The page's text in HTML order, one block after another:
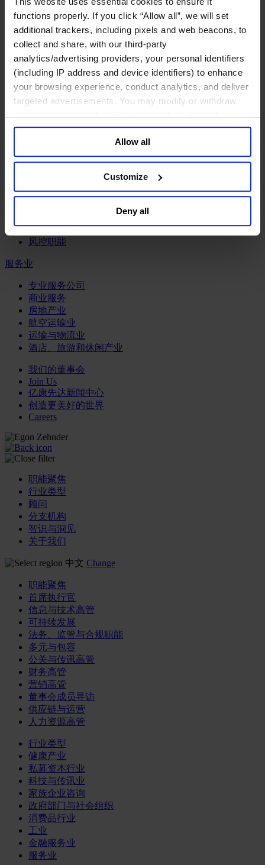
functions properly. If you click “Allow all”, we will set
additional trackers, including pixels and web beacons, to
collect and share, with our third-party
analytics/advertising providers, your personal identifiers
(including IP address and device identifiers) to enhance
your browsing experience, conduct analytics, and deliver
targeted advertisements. You may modify or withdraw
your consent or, in the US, object to the sale or sharing of
your data for targeted advertising, by clicking “Do Not
Sell or Share My Personal Information” in the footer of
the website. You must opt-out of each device and each
browser. For additional information and retention terms
general collection and use of personal information see
Allow all
Customize
Deny all
工业
化工与过程工业咨询团队
机械与工业技术
汽车与交通设备
能源业
金属与矿业
金融服务业
主权财富基金
保险业
投资银行、企业银行与金融市场
私募股权投资行业
财富管理
零售金融服务
风控职能
服务业
专业服务公司
商业服务
房地产业
航空运输业
运输与物流业
酒店、旅游和休闲产业
我们的董事会
Join Us
亿康先达新闻中心
创造更美好的世界
Careers
职能聚焦
行业类型
顾问
分支机构
智识与洞见
关于我们
中文 Change
职能聚焦
首席执行官
信息与技术高管
可持续发展
法务、监管与合规职能
多元与包容
公关与传讯高管
财务高管
营销高管
董事会成员寻访
供应链与运营
人力资源高管
行业类型
健康产业
私募资本行业
科技与传讯业
家族企业咨询
政府部门与社会组织
消费品行业
工业
金融服务业
服务业